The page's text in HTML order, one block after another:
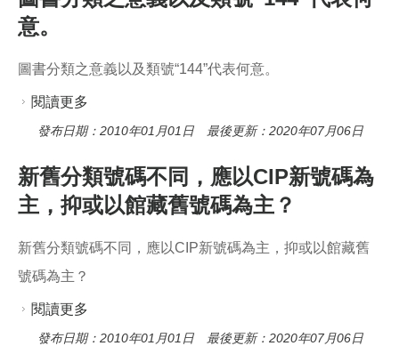
意。
圖書分類之意義以及類號“144”代表何意。
閱讀更多
發布日期：2010年01月01日 最後更新：2020年07月06日
新舊分類號碼不同，應以CIP新號碼為
主，抑或以館藏舊號碼為主？
新舊分類號碼不同，應以CIP新號碼為主，抑或以館藏舊
號碼為主？
閱讀更多
或以館藏舊號碼為主？
發布日期：2010年01月01日 最後更新：2020年07月06日